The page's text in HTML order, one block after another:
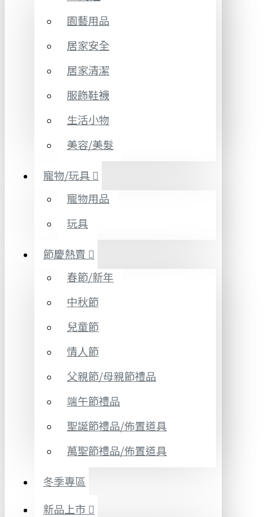
園藝用品
居家安全
居家清潔
服飾鞋襪
生活小物
美容/美髮
寵物/玩具
寵物用品
玩具
節慶熱賣
春節/新年
中秋節
兒童節
情人節
父親節/母親節禮品
端午節禮品
聖誕節禮品/佈置道具
萬聖節禮品/佈置道具
冬季專區
新品上市